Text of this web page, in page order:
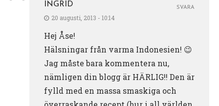
INGRID
20 augusti, 2013 - 10:14
Hej Åse!
Hälsningar från varma Indonesien! 😉
Jag måste bara kommentera nu,
nämligen din blogg är HÄRLIG!! Den är
fylld med en massa smaskiga och
SVARA